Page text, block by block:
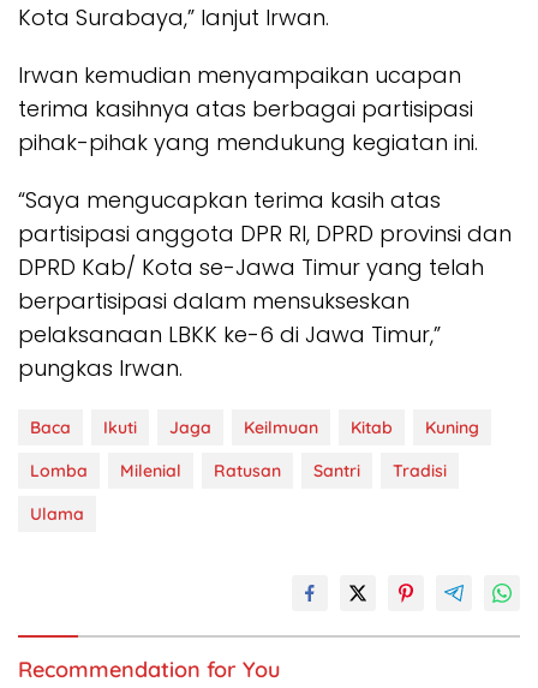
Kota Surabaya,” lanjut Irwan.
Irwan kemudian menyampaikan ucapan
terima kasihnya atas berbagai partisipasi
pihak-pihak yang mendukung kegiatan ini.
“Saya mengucapkan terima kasih atas
partisipasi anggota DPR RI, DPRD provinsi dan
DPRD Kab/ Kota se-Jawa Timur yang telah
berpartisipasi dalam mensukseskan
pelaksanaan LBKK ke-6 di Jawa Timur,”
pungkas Irwan.
Baca Ikuti Jaga Keilmuan Kitab
Kuning
Lomba
Milenial Ratusan Santri
Tradisi
Ulama
Recommendation for You